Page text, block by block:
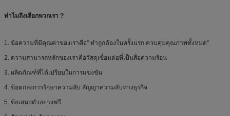
ทำไมถึงเลือกพวกเรา ?
1. ข้อความที่มีคุณค่าของเราคือ'' ทำถูกต้องในครั้งแรก ควบคุมคุณภาพทั้งหมด''
2. ความสามารถหลักของเราคือวัสดุเชื่อมต่อที่เป็นสื่อความร้อน
3. ผลิตภัณฑ์ที่ได้เปรียบในการแข่งขัน
4. ข้อตกลงการรักษาความลับ สัญญาความลับทางธุรกิจ
5. ข้อเสนอตัวอย่างฟรี